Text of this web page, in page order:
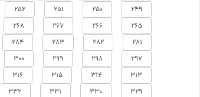
249
250
251
252
265
266
267
268
281
282
283
284
297
298
299
300
313
314
315
316
329
330
331
332